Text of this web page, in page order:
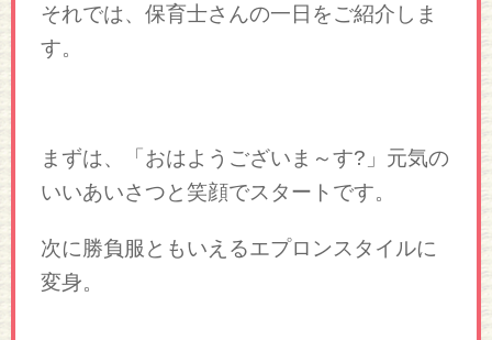
それでは、保育士さんの一日をご紹介しま
す。
まずは、「おはようございま～す?」元気の
いいあいさつと笑顔でスタートです。
次に勝負服ともいえるエプロンスタイルに
変身。